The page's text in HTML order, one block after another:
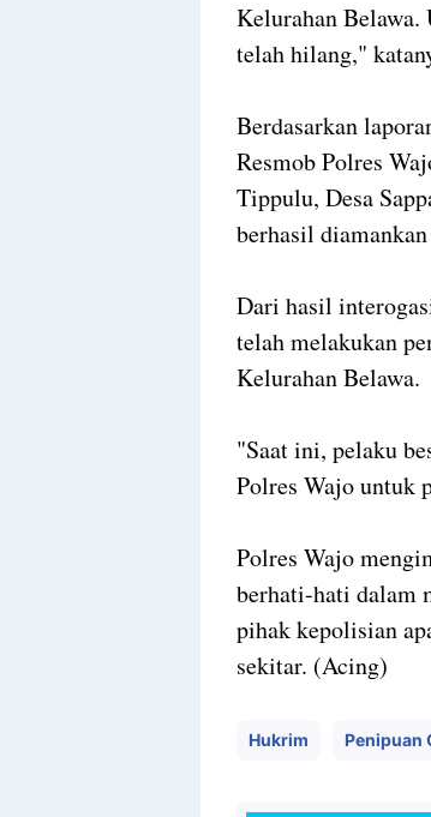
Kelurahan Belawa.
telah hilang,"
Berdasarkan
Resmob Polres
Tippulu, Desa
berhasil
Dari hasil
telah melakukan
Kelurahan Belawa.
"Saat ini, pelaku
Polres Wajo untuk
Polres Wajo
berhati-hati dalam
pihak kepolisian
sekitar. (Acing)
Hukrim Penipuan